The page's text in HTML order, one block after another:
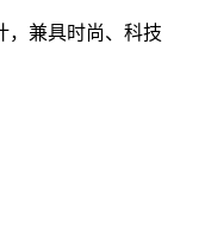
兼具时尚、科技